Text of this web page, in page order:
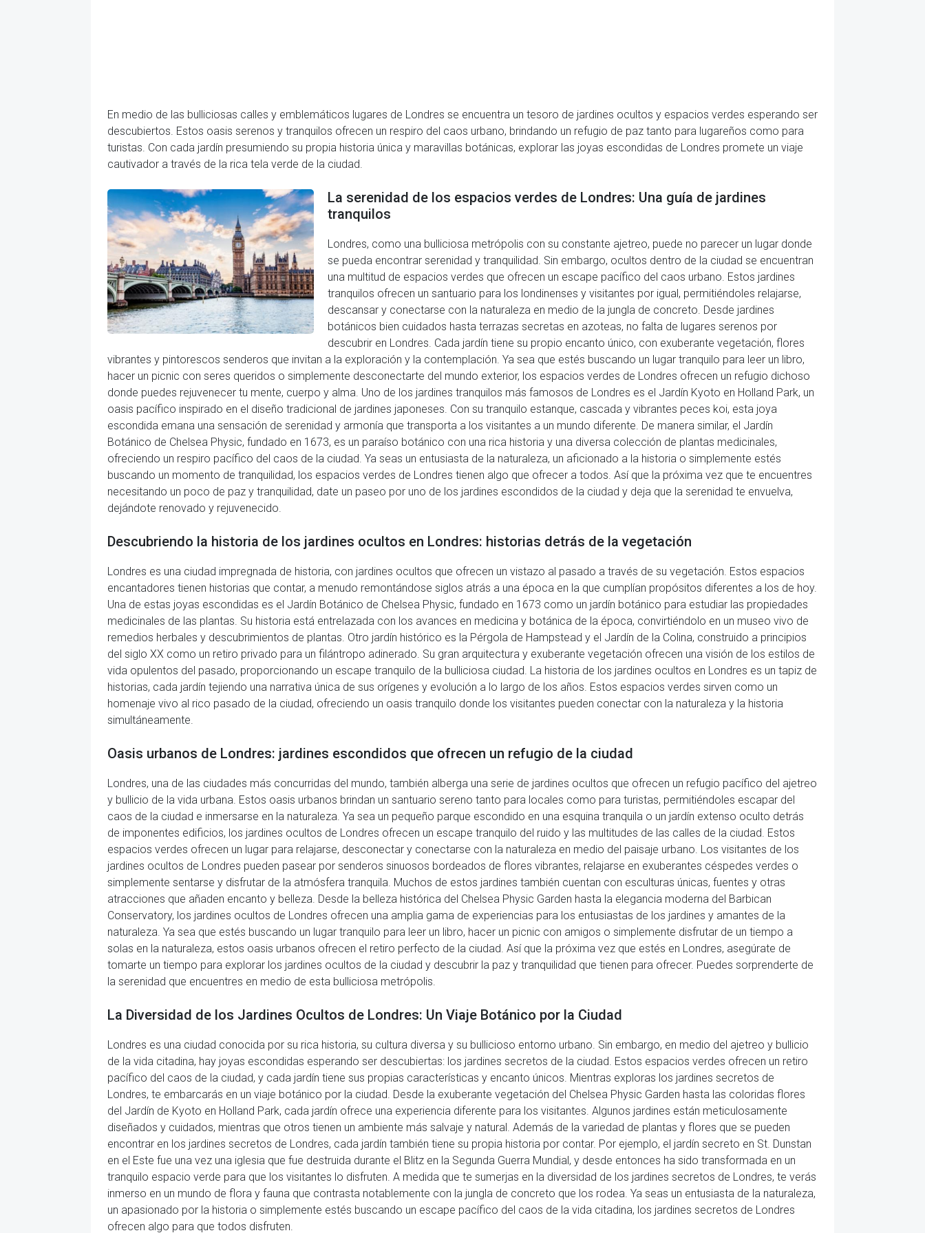
En medio de las bulliciosas calles y emblemáticos lugares de Londres se encuentra un tesoro de jardines ocultos y espacios verdes esperando ser
descubiertos. Estos oasis serenos y tranquilos ofrecen un respiro del caos urbano, brindando un refugio de paz tanto para lugareños como para
turistas. Con cada jardín presumiendo su propia historia única y maravillas botánicas, explorar las joyas escondidas de Londres promete un viaje
cautivador a través de la rica tela verde de la ciudad.
La serenidad de los espacios verdes de Londres: Una guía de jardines
tranquilos
Londres, como una bulliciosa metrópolis con su constante ajetreo, puede no parecer un lugar donde
se pueda encontrar serenidad y tranquilidad. Sin embargo, ocultos dentro de la ciudad se encuentran
una multitud de espacios verdes que ofrecen un escape pacífico del caos urbano. Estos jardines
tranquilos ofrecen un santuario para los londinenses y visitantes por igual, permitiéndoles relajarse,
descansar y conectarse con la naturaleza en medio de la jungla de concreto. Desde jardines
botánicos bien cuidados hasta terrazas secretas en azoteas, no falta de lugares serenos por
descubrir en Londres. Cada jardín tiene su propio encanto único, con exuberante vegetación, flores
vibrantes y pintorescos senderos que invitan a la exploración y la contemplación. Ya sea que estés buscando un lugar tranquilo para leer un libro,
hacer un picnic con seres queridos o simplemente desconectarte del mundo exterior, los espacios verdes de Londres ofrecen un refugio dichoso
donde puedes rejuvenecer tu mente, cuerpo y alma. Uno de los jardines tranquilos más famosos de Londres es el Jardín Kyoto en Holland Park, un
oasis pacífico inspirado en el diseño tradicional de jardines japoneses. Con su tranquilo estanque, cascada y vibrantes peces koi, esta joya
escondida emana una sensación de serenidad y armonía que transporta a los visitantes a un mundo diferente. De manera similar, el Jardín
Botánico de Chelsea Physic, fundado en 1673, es un paraíso botánico con una rica historia y una diversa colección de plantas medicinales,
ofreciendo un respiro pacífico del caos de la ciudad. Ya seas un entusiasta de la naturaleza, un aficionado a la historia o simplemente estés
buscando un momento de tranquilidad, los espacios verdes de Londres tienen algo que ofrecer a todos. Así que la próxima vez que te encuentres
necesitando un poco de paz y tranquilidad, date un paseo por uno de los jardines escondidos de la ciudad y deja que la serenidad te envuelva,
dejándote renovado y rejuvenecido.
Descubriendo la historia de los jardines ocultos en Londres: historias detrás de la vegetación
Londres es una ciudad impregnada de historia, con jardines ocultos que ofrecen un vistazo al pasado a través de su vegetación. Estos espacios
encantadores tienen historias que contar, a menudo remontándose siglos atrás a una época en la que cumplían propósitos diferentes a los de hoy.
Una de estas joyas escondidas es el Jardín Botánico de Chelsea Physic, fundado en 1673 como un jardín botánico para estudiar las propiedades
medicinales de las plantas. Su historia está entrelazada con los avances en medicina y botánica de la época, convirtiéndolo en un museo vivo de
remedios herbales y descubrimientos de plantas. Otro jardín histórico es la Pérgola de Hampstead y el Jardín de la Colina, construido a principios
del siglo XX como un retiro privado para un filántropo adinerado. Su gran arquitectura y exuberante vegetación ofrecen una visión de los estilos de
vida opulentos del pasado, proporcionando un escape tranquilo de la bulliciosa ciudad. La historia de los jardines ocultos en Londres es un tapiz de
historias, cada jardín tejiendo una narrativa única de sus orígenes y evolución a lo largo de los años. Estos espacios verdes sirven como un
homenaje vivo al rico pasado de la ciudad, ofreciendo un oasis tranquilo donde los visitantes pueden conectar con la naturaleza y la historia
simultáneamente.
Oasis urbanos de Londres: jardines escondidos que ofrecen un refugio de la ciudad
Londres, una de las ciudades más concurridas del mundo, también alberga una serie de jardines ocultos que ofrecen un refugio pacífico del ajetreo
y bullicio de la vida urbana. Estos oasis urbanos brindan un santuario sereno tanto para locales como para turistas, permitiéndoles escapar del
caos de la ciudad e inmersarse en la naturaleza. Ya sea un pequeño parque escondido en una esquina tranquila o un jardín extenso oculto detrás
de imponentes edificios, los jardines ocultos de Londres ofrecen un escape tranquilo del ruido y las multitudes de las calles de la ciudad. Estos
espacios verdes ofrecen un lugar para relajarse, desconectar y conectarse con la naturaleza en medio del paisaje urbano. Los visitantes de los
jardines ocultos de Londres pueden pasear por senderos sinuosos bordeados de flores vibrantes, relajarse en exuberantes céspedes verdes o
simplemente sentarse y disfrutar de la atmósfera tranquila. Muchos de estos jardines también cuentan con esculturas únicas, fuentes y otras
atracciones que añaden encanto y belleza. Desde la belleza histórica del Chelsea Physic Garden hasta la elegancia moderna del Barbican
Conservatory, los jardines ocultos de Londres ofrecen una amplia gama de experiencias para los entusiastas de los jardines y amantes de la
naturaleza. Ya sea que estés buscando un lugar tranquilo para leer un libro, hacer un picnic con amigos o simplemente disfrutar de un tiempo a
solas en la naturaleza, estos oasis urbanos ofrecen el retiro perfecto de la ciudad. Así que la próxima vez que estés en Londres, asegúrate de
tomarte un tiempo para explorar los jardines ocultos de la ciudad y descubrir la paz y tranquilidad que tienen para ofrecer. Puedes sorprenderte de
la serenidad que encuentres en medio de esta bulliciosa metrópolis.
La Diversidad de los Jardines Ocultos de Londres: Un Viaje Botánico por la Ciudad
Londres es una ciudad conocida por su rica historia, su cultura diversa y su bullicioso entorno urbano. Sin embargo, en medio del ajetreo y bullicio
de la vida citadina, hay joyas escondidas esperando ser descubiertas: los jardines secretos de la ciudad. Estos espacios verdes ofrecen un retiro
pacífico del caos de la ciudad, y cada jardín tiene sus propias características y encanto únicos. Mientras exploras los jardines secretos de
Londres, te embarcarás en un viaje botánico por la ciudad. Desde la exuberante vegetación del Chelsea Physic Garden hasta las coloridas flores
del Jardín de Kyoto en Holland Park, cada jardín ofrece una experiencia diferente para los visitantes. Algunos jardines están meticulosamente
diseñados y cuidados, mientras que otros tienen un ambiente más salvaje y natural. Además de la variedad de plantas y flores que se pueden
encontrar en los jardines secretos de Londres, cada jardín también tiene su propia historia por contar. Por ejemplo, el jardín secreto en St. Dunstan
en el Este fue una vez una iglesia que fue destruida durante el Blitz en la Segunda Guerra Mundial, y desde entonces ha sido transformada en un
tranquilo espacio verde para que los visitantes lo disfruten. A medida que te sumerjas en la diversidad de los jardines secretos de Londres, te verás
inmerso en un mundo de flora y fauna que contrasta notablemente con la jungla de concreto que los rodea. Ya seas un entusiasta de la naturaleza,
un apasionado por la historia o simplemente estés buscando un escape pacífico del caos de la vida citadina, los jardines secretos de Londres
ofrecen algo para que todos disfruten.